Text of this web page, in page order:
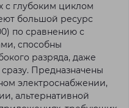
с глубоким циклом
большой ресурс
по сравнению с
способны
разряда, даже
Предназначены
электроснабжении,
альтернативной